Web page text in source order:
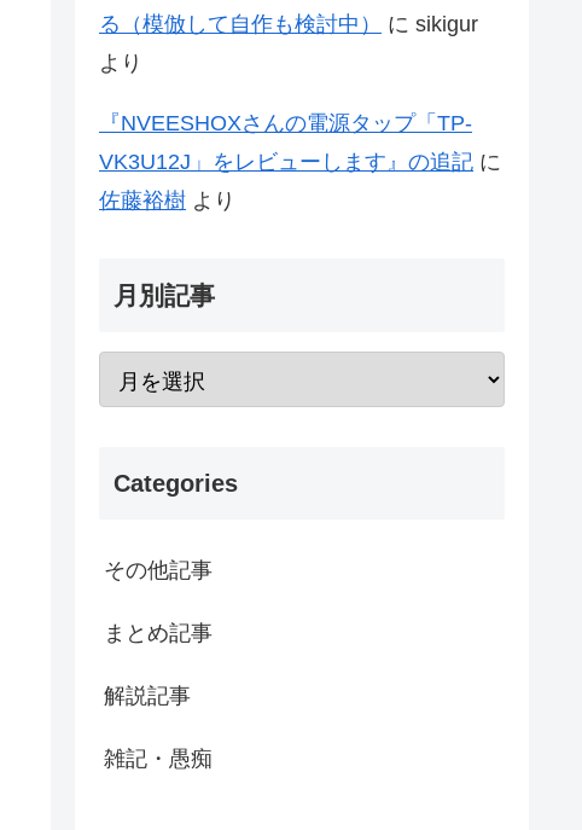
る（模倣して自作も検討中）
に sikigur
より
『NVEESHOXさんの電源タップ「‎TP-
VK3U12J」をレビューします』の追記 に
佐藤裕樹 より
月別記事
Categories
その他記事
まとめ記事
解説記事
雑記・愚痴